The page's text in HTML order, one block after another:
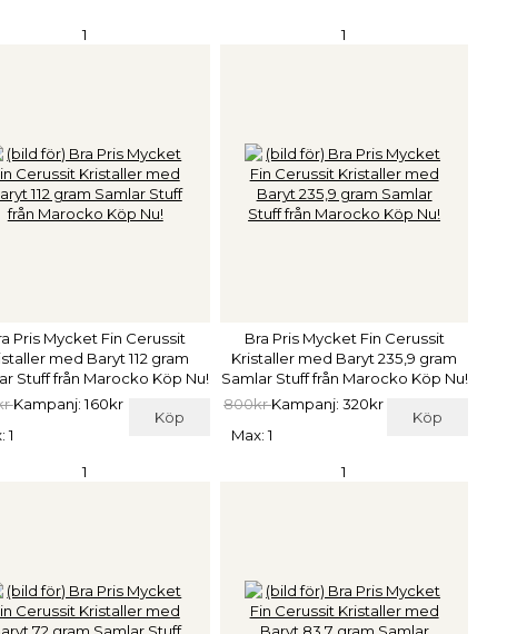
1
Pris Mycket Fin Cerussit
med Baryt 112 gram
Stuff från Marocko Köp Nu!
Kampanj: 160kr
Köp
1
1
Bra Pris Mycket Fin Cerussit
Kristaller med Baryt 235,9 gram
Samlar Stuff från Marocko Köp Nu!
800krKampanj: 320kr
Köp
Max: 1
1 1